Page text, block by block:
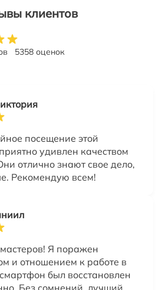
клиентов
5358 оценок
посещение этой
удивлен качеством
отлично знают свое дело,
Рекомендую всем!
Я поражен
и отношением к работе в
был восстановлен
Без сомнений, лучший